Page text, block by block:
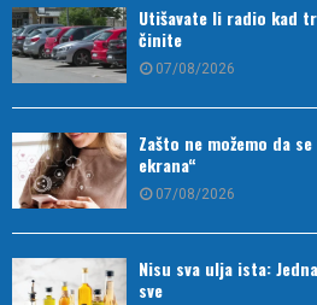
Utišavate li radio kad
činite
07/08/2026
Zašto ne možemo da
ekrana“
07/08/2026
Nisu sva ulja ista:
sve